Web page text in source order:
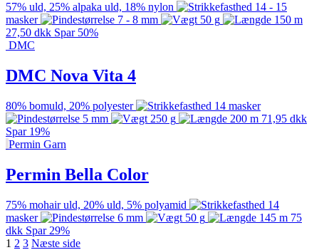
57% uld, 25% alpaka uld, 18% nylon
14 - 15
masker
7 - 8 mm 50 g
150 m
27,50 dkk Spar 50%
DMC
DMC Nova Vita 4
80% bomuld, 20% polyester
14 masker
5 mm
250 g 200 m 71,95 dkk
Spar 19%
Permin Garn
Permin Bella Color
75% mohair uld, 20% uld, 5% polyamid
14
masker
6 mm 50 g 145 m 75
dkk Spar 29%
1 2 3 Næste side